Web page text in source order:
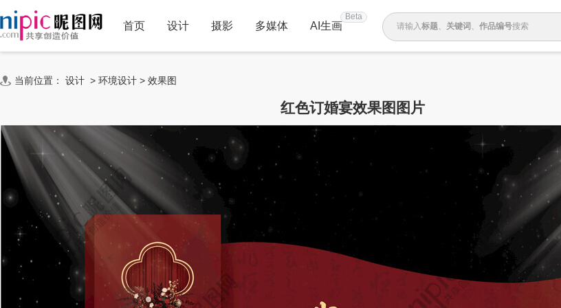
首页 设计 摄影 多媒体 AI生画
Beta
请输入标题、 关键词 、 作品编号搜索
当前位置： 设计 > 环境设计 > 效果图
红色订婚宴效果图图片